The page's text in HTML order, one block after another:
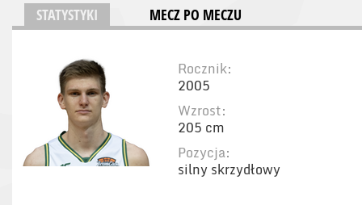
STATYSTYKI MECZ PO MECZU
Rocznik:
2005
Wzrost:
205 cm
Pozycja:
silny skrzydłowy